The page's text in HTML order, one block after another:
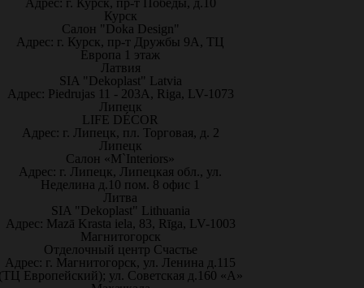
Адрес: г. Курск, пр-т Победы, д.10
Курск
Салон "Doka Design"
Адрес: г. Курск, пр-т Дружбы 9А, ТЦ
Европа 1 этаж
Латвия
SIA "Dekoplast" Latvia
Адрес: Piedrujas 11 - 203A, Riga, LV-1073
Липецк
LIFE DÉCOR
Адрес: г. Липецк, пл. Торговая, д. 2
Липецк
Салон «M`Interiors»
Адрес: г. Липецк, Липецкая обл., ул.
Неделина д.10 пом. 8 офис 1
Литва
SIA "Dekoplast" Lithuania
Адрес: Mazā Krasta iela, 83, Rīga, LV-1003
Магнитогорск
Отделочный центр Счастье
Адрес: г. Магнитогорск, ул. Ленина д.115
Европейский); ул. Советская д.160 «А»